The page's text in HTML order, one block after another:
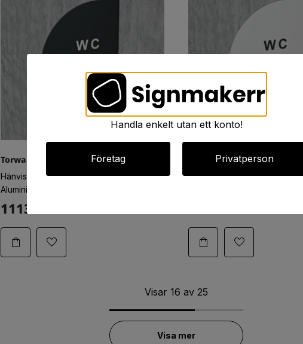
Torwall 300 - Rundad, Svart
Hänvisningsskyltar, 300x200
Aluminium 3mm
1113:-
Torwall 300 - Rundad, Vit
Hänvisningsskyltar, 300x200
Visar 16 av 25
Visa mer
Handla enkelt utan ett konto!
Företag Privatperson